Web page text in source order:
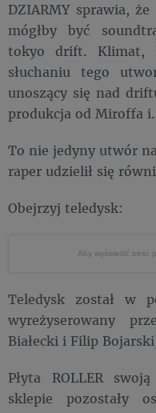
DZIARMY sprawia,
mógłby być
tokyo drift. Klimat,
słuchaniu tego
unoszący się nad
produkcja od Miroffa
To nie jedyny utwór
raper udzielił się
Obejrzyj teledysk:
Aby wyświetlić treść
Teledysk został w
wyreżyserowany
Białecki i Filip
Płyta ROLLER
sklepie pozostały